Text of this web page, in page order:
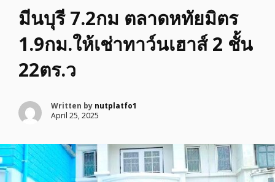
มีนบุรี 7.2กม ตลาดหทัยมิตร
1.9กม.ให้เช่าทาว์นเฮาส์ 2 ชั้น
22ตร.ว
Written by nutplatfo1
April 25, 2025